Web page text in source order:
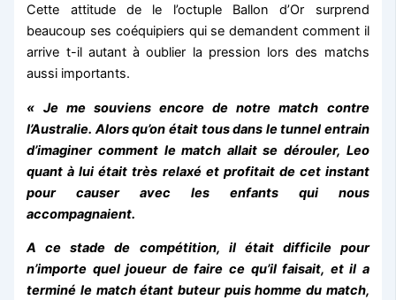
Cette attitude de le l’octuple Ballon d’Or surprend
beaucoup ses coéquipiers qui se demandent comment il
arrive t-il autant à oublier la pression lors des matchs
aussi importants.
« Je me souviens encore de notre match contre
l’Australie. Alors qu’on était tous dans le tunnel entrain
d’imaginer comment le match allait se dérouler, Leo
quant à lui était très relaxé et profitait de cet instant
pour causer avec les enfants qui nous
accompagnaient.
A ce stade de compétition, il était difficile pour
n’importe quel joueur de faire ce qu’il faisait, et il a
terminé le match étant buteur puis homme du match,